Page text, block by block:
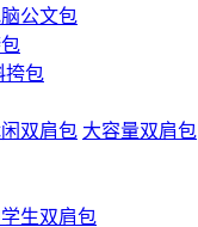
公文包
挎包
双肩包 大容量双肩包
生双肩包